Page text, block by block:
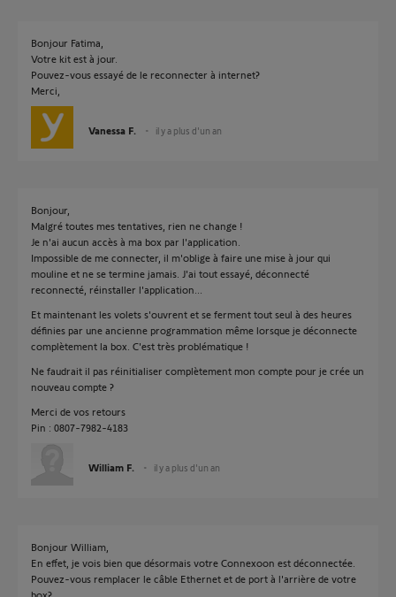
Bonjour Fatima,
Votre kit est à jour.
Pouvez-vous essayé de le reconnecter à internet?
Merci,
Vanessa F. il y a plus d'un an
Bonjour,
Malgré toutes mes tentatives, rien ne change !
Je n'ai aucun accès à ma box par l'application.
Impossible de me connecter, il m'oblige à faire une mise à jour qui
mouline et ne se termine jamais. J'ai tout essayé, déconnecté
reconnecté, réinstaller l'application...
Et maintenant les volets s'ouvrent et se ferment tout seul à des heures
définies par une ancienne programmation même lorsque je déconnecte
complètement la box. C'est très problématique !
Ne faudrait il pas réinitialiser complètement mon compte pour je crée un
nouveau compte ?
Merci de vos retours
Pin : 0807-7982-4183
William F. il y a plus d'un an
Bonjour William,
En effet, je vois bien que désormais votre Connexoon est déconnectée.
Pouvez-vous remplacer le câble Ethernet et de port à l'arrière de votre
box?